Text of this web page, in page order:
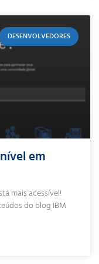
DESENVOLVEDORES
em
mais acessível!
do blog IBM